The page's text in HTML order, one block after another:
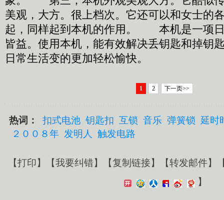
美观，大方。很上档次。它还可以和女士的
起，同样起到本机的作用。 本机是一项日
皆益。使用本机，能有效解决丢钥匙和掉钥
日常生活变的更加轻松愉快。
1 2 下一页>>
热词： 扣式电池 钥匙扣 互锁 音乐 弹簧锁 延时
２００８年 发明人 触发电路
【打印】【我要纠错】【复制链接】【转发邮件】
】